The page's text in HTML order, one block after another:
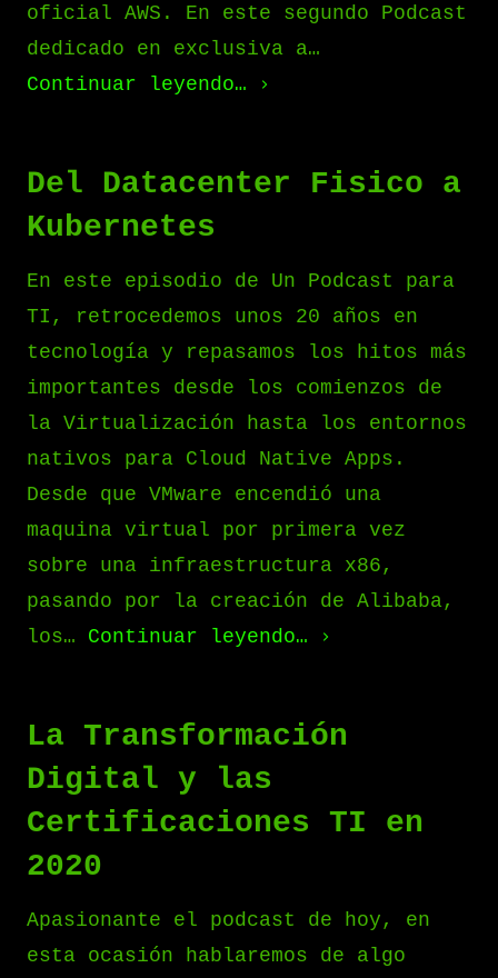
oficial AWS. En este segundo Podcast
dedicado en exclusiva a…
Continuar leyendo…
Del Datacenter Fisico a
Kubernetes
En este episodio de Un Podcast para
TI, retrocedemos unos 20 años en
tecnología y repasamos los hitos más
importantes desde los comienzos de
la Virtualización hasta los entornos
nativos para Cloud Native Apps.
Desde que VMware encendió una
maquina virtual por primera vez
sobre una infraestructura x86,
pasando por la creación de Alibaba,
los…
Continuar leyendo…
La Transformación
Digital y las
Certificaciones TI en
2020
Apasionante el podcast de hoy, en
esta ocasión hablaremos de algo